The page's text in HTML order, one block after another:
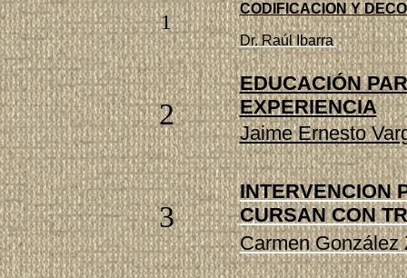
1
CODIFICACION Y
Dr. Raúl Ibarra.
2
EDUCACIÓN
EXPERIENCIA
Jaime Ernesto
3
INTERVENCION
CURSAN CON
Carmen González